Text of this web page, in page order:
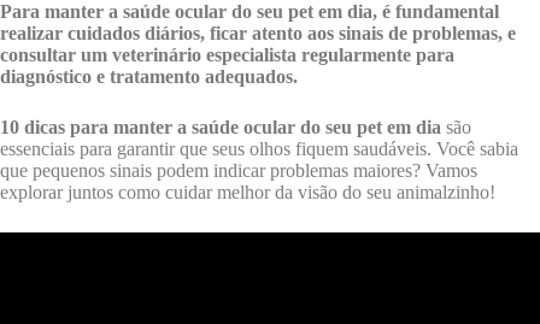
Para manter a saúde ocular do seu pet em dia, é fundamental
realizar cuidados diários, ficar atento aos sinais de problemas, e
consultar um veterinário especialista regularmente para
diagnóstico e tratamento adequados.
10 dicas para manter a saúde ocular do seu pet em dia são
essenciais para garantir que seus olhos fiquem saudáveis. Você sabia
que pequenos sinais podem indicar problemas maiores? Vamos
explorar juntos como cuidar melhor da visão do seu animalzinho!